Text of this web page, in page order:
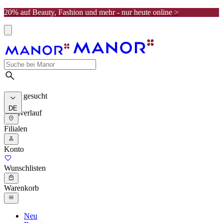
20% auf Beauty, Fashion und mehr - nur heute online >
Meist gesucht
Suchverlauf
DE
Filialen
Konto
Wunschlisten
Warenkorb
Neu